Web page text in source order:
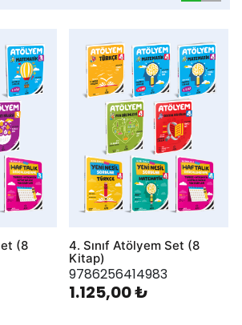
(8
4. Sınıf Atölyem Set (8
Kitap)
9786256414983
1.125,00 ₺